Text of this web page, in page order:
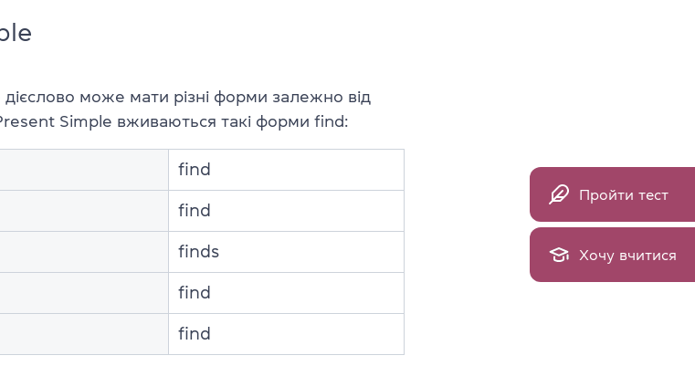
може мати різні форми залежно від
Simple вживаються такі форми find:
find
find
finds
find
find
Пройти тест
Хочу вчитися